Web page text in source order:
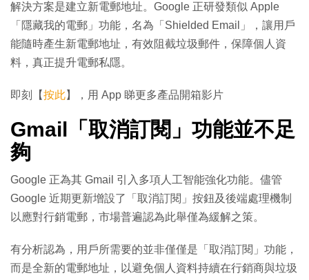
解決方案是建立新電郵地址。Google 正研發類似 Apple
「隱藏我的電郵」功能，名為「Shielded Email」，讓用戶
能隨時產生新電郵地址，有效阻截垃圾郵件，保障個人資
料，真正提升電郵私隱。
即刻【按此】，用 App 睇更多產品開箱影片
Gmail「取消訂閱」功能並不足
夠
Google 正為其 Gmail 引入多項人工智能強化功能。儘管
Google 近期更新增設了「取消訂閱」按鈕及後端處理機制
以應對行銷電郵，市場普遍認為此舉僅為緩解之策。
有分析認為，用戶所需要的並非僅僅是「取消訂閱」功能，
而是全新的電郵地址，以避免個人資料持續在行銷商與垃圾